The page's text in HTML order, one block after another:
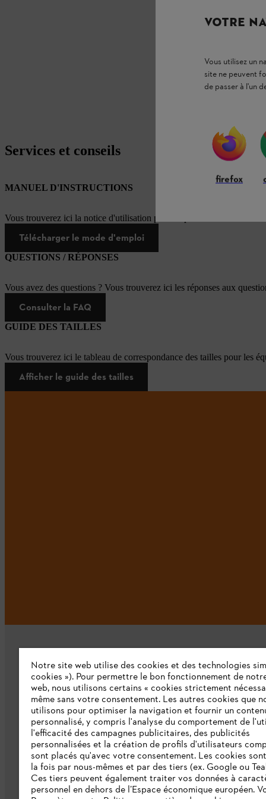
Services et conseils
MANUEL D'INSTRUCTIONS
Vous trouverez ici la notice d'utilisation pour ce produit STIHL
Télécharger le mode d'emploi
QUESTIONS / RÉPONSES
Vous avez des questions ? Vous trouverez ici les réponses aux
Consulter la FAQ
GUIDE DES TAILLES
Vous trouverez ici le tableau de correspondance des tailles pour les
Afficher le guide des tailles
L'Entreprise
Qui sommes-nous ?
Presse
Emploi
VOTRE
Vous utilisez un
site ne peuvent
de passer à l'un
firefox
Notre site web utilise des cookies et des technologies
cookies »). Pour permettre le bon fonctionnement de
web, nous utilisons certains « cookies strictement
même sans votre consentement. Les autres cookies que
utilisons pour optimiser la navigation et fournir un
personnalisé, y compris l'analyse du comportement de
l'efficacité des campagnes publicitaires, des publicités
personnalisées et la création de profils d'utilisateurs
sont placés qu'avec votre consentement. Les cookies
la fois par nous-mêmes et par des tiers (ex. Google ou
Ces tiers peuvent également traiter vos données à
personnel en dehors de l’Espace économique européen.